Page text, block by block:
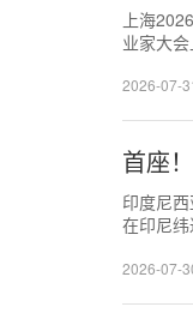
上海
业家大
2026-07-
首座
印度尼
在印尼
2026-07-